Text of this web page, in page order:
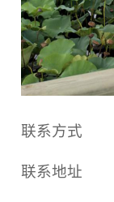
联系方式
联系地址